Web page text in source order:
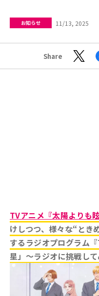
お知らせ 11/13, 2025
Share
TVアニメ『太陽よりも
けしつつ、様々な“とき
するラジオプログラム
星」～ラジオに挑戦し